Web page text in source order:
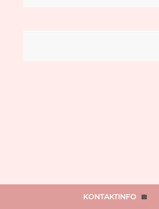
KONTAKTINFO